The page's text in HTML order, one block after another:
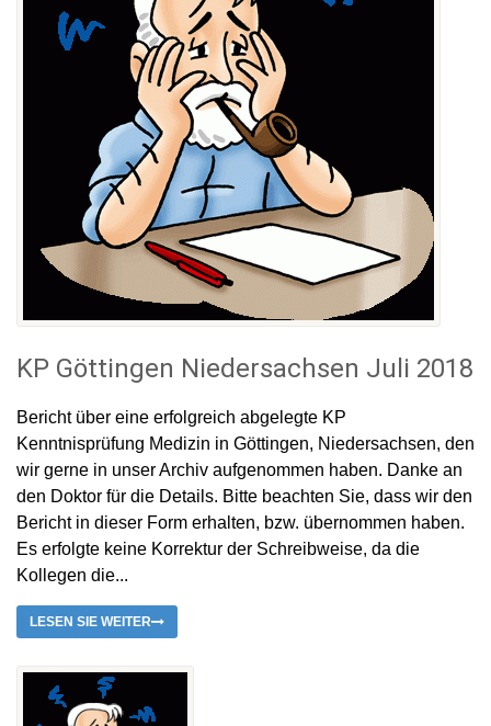
KP Göttingen Niedersachsen Juli 2018
Bericht über eine erfolgreich abgelegte KP
Kenntnisprüfung Medizin in Göttingen, Niedersachsen, den
wir gerne in unser Archiv aufgenommen haben. Danke an
den Doktor für die Details. Bitte beachten Sie, dass wir den
Bericht in dieser Form erhalten, bzw. übernommen haben.
Es erfolgte keine Korrektur der Schreibweise, da die
Kollegen die...
LESEN SIE WEITER